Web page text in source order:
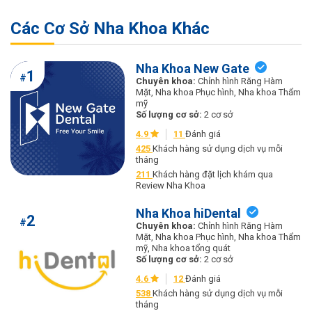
Các Cơ Sở Nha Khoa Khác
#1 Nha Khoa New Gate
Chuyên khoa: Chỉnh hình Răng Hàm
Mặt, Nha khoa Phục hình, Nha khoa Thẩm
mỹ
Số lượng cơ sở: 2 cơ sở
4.9
11 Đánh giá
425 Khách hàng sử dụng dịch vụ mỗi
tháng
211 Khách hàng đặt lịch khám qua
Review Nha Khoa
#2 Nha Khoa hiDental
Chuyên khoa: Chỉnh hình Răng Hàm
Mặt, Nha khoa Phục hình, Nha khoa Thẩm
mỹ, Nha khoa tổng quát
Số lượng cơ sở: 2 cơ sở
4.6
12 Đánh giá
538 Khách hàng sử dụng dịch vụ mỗi
tháng